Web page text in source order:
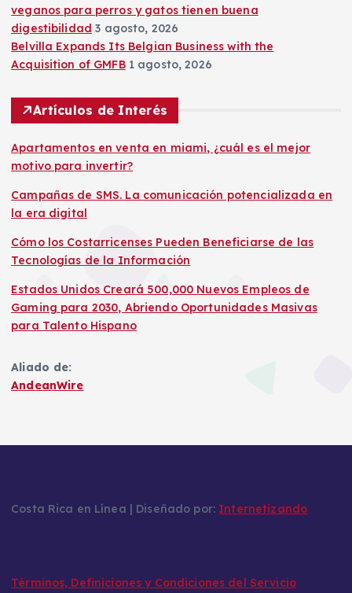
veganos para perros y gatos tienen buena
digestibilidad 3 agosto, 2026
Belvilla Expands Its Belgian Business with the
Acquisition of GMFB 1 agosto, 2026
Artículos de Interés
Apartamentos en venta en miami, ¿cuál es el mejor
motivo para invertir?
Campañas de SMS. La comunicación potencializada en
la era digital
Cómo los Costarricenses Pueden Beneficiarse de las
Tecnologías de la Información
Estados Unidos Creará 500,000 Nuevos Empleos de
Gaming para 2030, Abriendo Oportunidades Masivas
para Talento Hispano
Aliado de:
AndeanWire
Costa Rica en Línea | Diseñado por: Internetizando
Términos, Definiciones y Condiciones del Servicio